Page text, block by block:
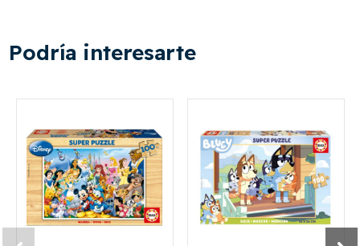
Podría interesarte